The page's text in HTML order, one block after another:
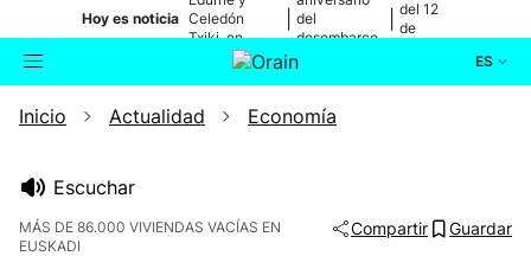
Hoy es noticia Celedón
Txiki, en
directo
del
desembarco
de Elkano
del 12
de
ES
Buscador Actualidad
Inicio Actualidad Economía
Escuchar
MÁS DE 86.000 VIVIENDAS VACÍAS EN
EUSKADI
Compartir Guardar